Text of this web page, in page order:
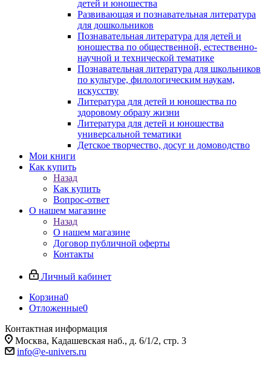
детей и юношества
Развивающая и познавательная литература
для дошкольников
Познавательная литература для детей и
юношества по общественной, естественно-
научной и технической тематике
Познавательная литература для школьников
по культуре, филологическим наукам,
искусству
Литература для детей и юношества по
здоровому образу жизни
Литература для детей и юношества
универсальной тематики
Детское творчество, досуг и домоводство
Мои книги
Как купить
Назад
Как купить
Вопрос-ответ
О нашем магазине
Назад
О нашем магазине
Договор публичной оферты
Контакты
Личный кабинет
Корзина0
Отложенные0
Контактная информация
Москва, Кадашевская наб., д. 6/1/2, стр. 3
info@e-univers.ru